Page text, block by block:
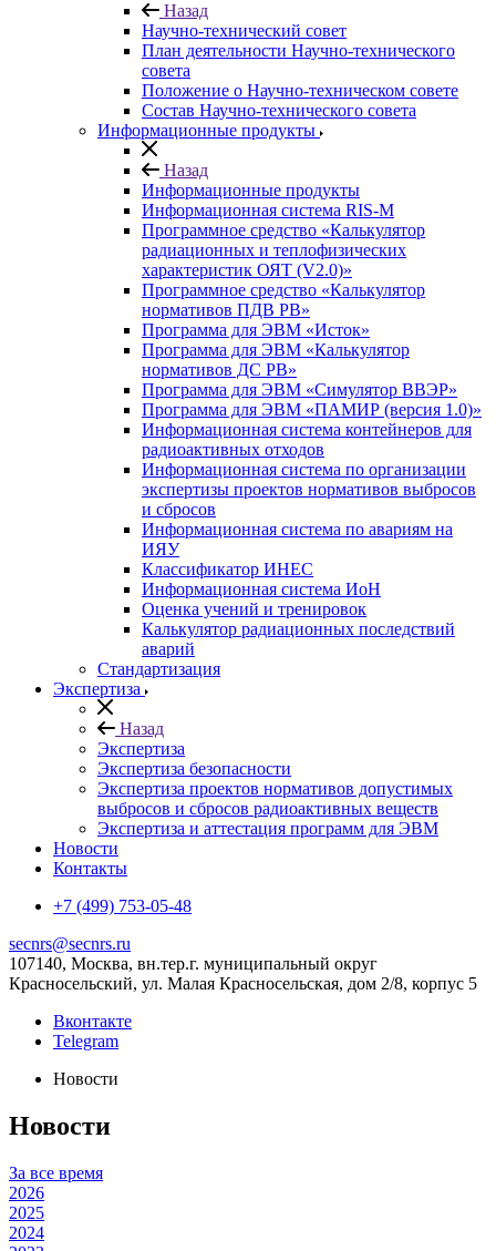
Назад
Научно-технический совет
План деятельности Научно-технического
совета
Положение о Научно-техническом совете
Состав Научно-технического совета
Информационные продукты
Назад
Информационные продукты
Информационная система RIS-M
Программное средство «Калькулятор
радиационных и теплофизических
характеристик ОЯТ (V2.0)»
Программное средство «Калькулятор
нормативов ПДВ РВ»
Программа для ЭВМ «Исток»
Программа для ЭВМ «Калькулятор
нормативов ДС РВ»
Программа для ЭВМ «Симулятор ВВЭР»
Программа для ЭВМ «ПАМИР (версия 1.0)»
Информационная система контейнеров для
радиоактивных отходов
Информационная система по организации
экспертизы проектов нормативов выбросов
и сбросов
Информационная система по авариям на
ИЯУ
Классификатор ИНЕС
Информационная система ИоН
Оценка учений и тренировок
Калькулятор радиационных последствий
аварий
Стандартизация
Экспертиза
Назад
Экспертиза
Экспертиза безопасности
Экспертиза проектов нормативов допустимых
выбросов и сбросов радиоактивных веществ
Экспертиза и аттестация программ для ЭВМ
Новости
Контакты
+7 (499) 753-05-48
secnrs@secnrs.ru
107140, Москва, вн.тер.г. муниципальный округ
Красносельский, ул. Малая Красносельская, дом 2/8, корпус 5
Вконтакте
Telegram
Новости
Новости
За все время
2026
2025
2024